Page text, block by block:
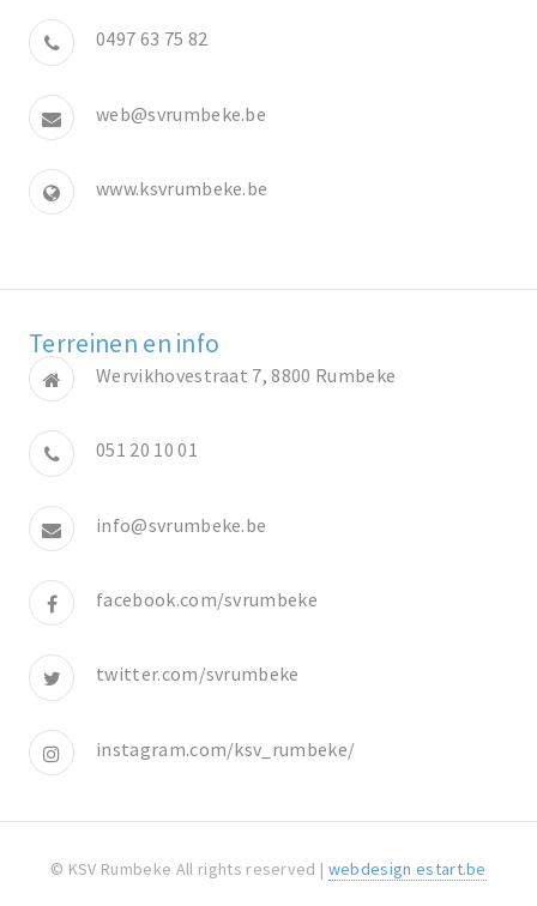
0497 63 75 82
web@svrumbeke.be
www.ksvrumbeke.be
Terreinen en info
Wervikhovestraat 7, 8800 Rumbeke
051 20 10 01
info@svrumbeke.be
facebook.com/svrumbeke
twitter.com/svrumbeke
instagram.com/ksv_rumbeke/
© KSV Rumbeke All rights reserved | webdesign estart.be